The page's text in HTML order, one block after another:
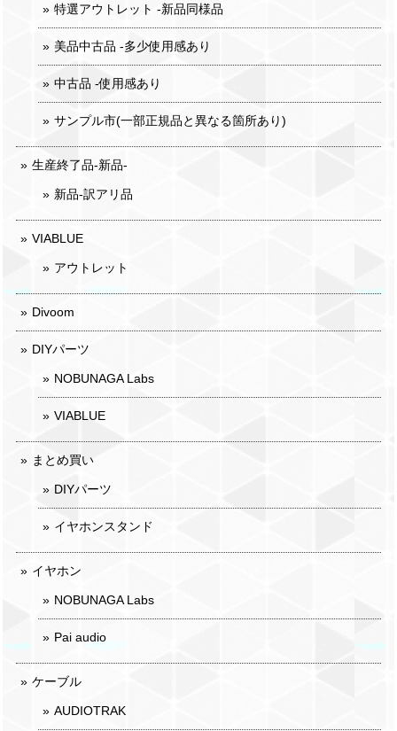
特選アウトレット -新品同様品
美品中古品 -多少使用感あり
中古品 -使用感あり
サンプル市(一部正規品と異なる箇所あり)
生産終了品-新品-
新品-訳アリ品
VIABLUE
アウトレット
Divoom
DIYパーツ
NOBUNAGA Labs
VIABLUE
まとめ買い
DIYパーツ
イヤホンスタンド
イヤホン
NOBUNAGA Labs
Pai audio
ケーブル
AUDIOTRAK